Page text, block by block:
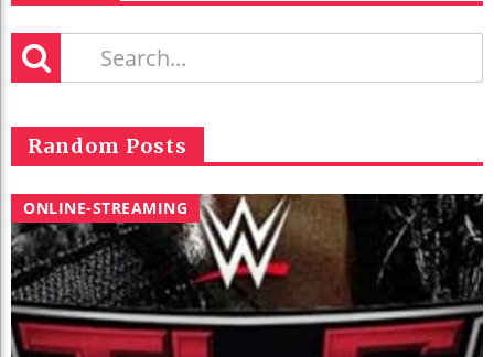
Random Posts
ONLINE-STREAMING